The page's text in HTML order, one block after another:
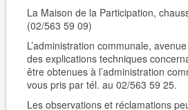
La Maison de la Participation,
(02/563 59 09)
L’administration communale,
des explications techniques
être obtenues à l’administration
vous pris par tél. au 02/563 59 25.
Les observations et réclamations